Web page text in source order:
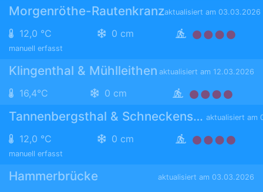
Morgenröthe-Rautenkranzaktualisiert am 03.03.2026
12,0 °C
manuell erfasst
0 cm
Klingenthal & Mühlleithen aktualisiert am 12.03.2026
16,4°C 0 cm
Tannenbergsthal & Schneckenstein aktualisiert am
12,0 °C
manuell erfasst
0 cm
Hammerbrücke aktualisiert am 03.03.2026